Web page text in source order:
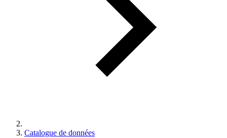
Catalogue de données